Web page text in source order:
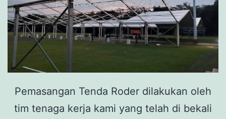
Pemasangan Tenda Roder dilakukan oleh
tim tenaga kerja kami yang telah di bekali